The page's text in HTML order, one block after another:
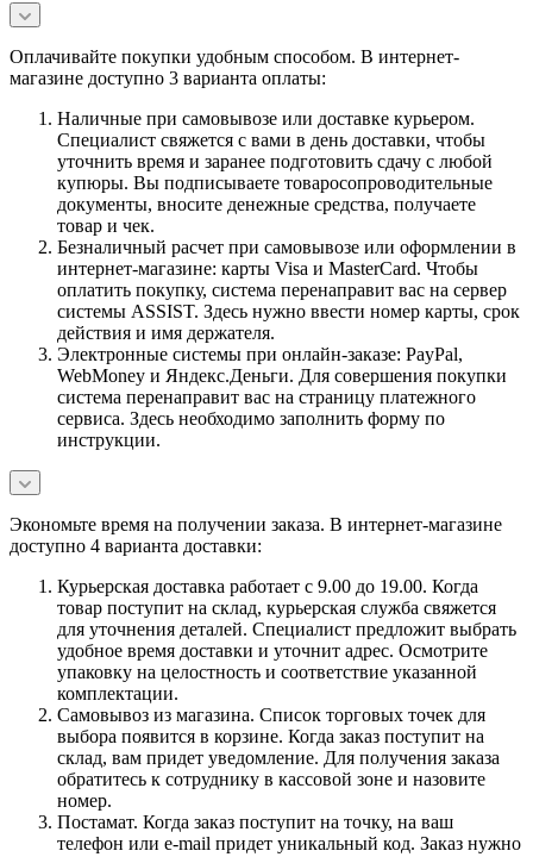
Оплачивайте покупки удобным способом. В интернет-
магазине доступно 3 варианта оплаты:
Наличные при самовывозе или доставке курьером.
Специалист свяжется с вами в день доставки, чтобы
уточнить время и заранее подготовить сдачу с любой
купюры. Вы подписываете товаросопроводительные
документы, вносите денежные средства, получаете
товар и чек.
Безналичный расчет при самовывозе или оформлении в
интернет-магазине: карты Visa и MasterCard. Чтобы
оплатить покупку, система перенаправит вас на сервер
системы ASSIST. Здесь нужно ввести номер карты, срок
действия и имя держателя.
Электронные системы при онлайн-заказе: PayPal,
WebMoney и Яндекс.Деньги. Для совершения покупки
система перенаправит вас на страницу платежного
сервиса. Здесь необходимо заполнить форму по
инструкции.
Экономьте время на получении заказа. В интернет-магазине
доступно 4 варианта доставки:
Курьерская доставка работает с 9.00 до 19.00. Когда
товар поступит на склад, курьерская служба свяжется
для уточнения деталей. Специалист предложит выбрать
удобное время доставки и уточнит адрес. Осмотрите
упаковку на целостность и соответствие указанной
комплектации.
Самовывоз из магазина. Список торговых точек для
выбора появится в корзине. Когда заказ поступит на
склад, вам придет уведомление. Для получения заказа
обратитесь к сотруднику в кассовой зоне и назовите
номер.
Постамат. Когда заказ поступит на точку, на ваш
телефон или e-mail придет уникальный код. Заказ нужно